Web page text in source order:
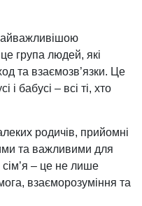
група людей, які
та взаємозв’язки. Це
і бабусі – всі ті, хто
родичів, прийомні
та важливими для
– це не лише
взаєморозуміння та